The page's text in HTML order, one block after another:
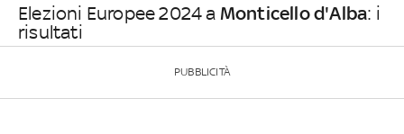
Elezioni Europee 2024 a Monticello d'Alba: i
risultati
PUBBLICITÀ